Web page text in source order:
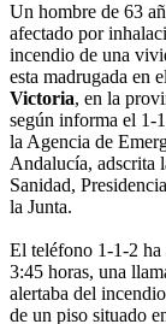
Un hombre de 63
afectado por
incendio de una
esta madrugada en el
Victoria, en la
según informa el 1-
la Agencia de
Andalucía, adscrita
Sanidad,
la Junta.
El teléfono 1-1-2 ha
3:45 horas, una
alertaba del
de un piso situado